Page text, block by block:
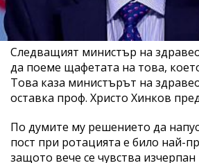
Следващият министър на
да поеме щафетата на това,
Това каза министърът на
оставка проф. Христо Хинков
По думите му решението да
пост при ротацията е било най-
защото вече се чувства изчерпан